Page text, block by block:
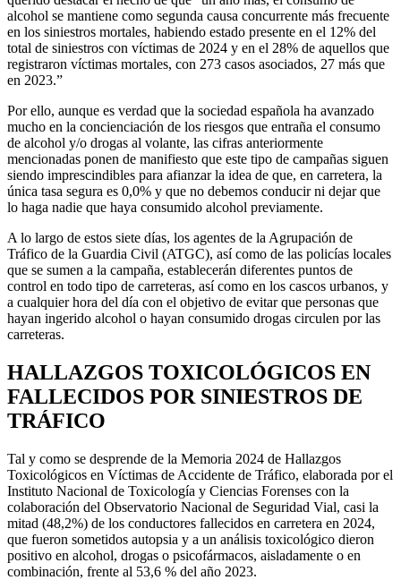
alcohol se mantiene como segunda causa concurrente más frecuente
en los siniestros mortales, habiendo estado presente en el 12% del
total de siniestros con víctimas de 2024 y en el 28% de aquellos que
registraron víctimas mortales, con 273 casos asociados, 27 más que
en 2023.”
Por ello, aunque es verdad que la sociedad española ha avanzado
mucho en la concienciación de los riesgos que entraña el consumo
de alcohol y/o drogas al volante, las cifras anteriormente
mencionadas ponen de manifiesto que este tipo de campañas siguen
siendo imprescindibles para afianzar la idea de que, en carretera, la
única tasa segura es 0,0% y que no debemos conducir ni dejar que
lo haga nadie que haya consumido alcohol previamente.
A lo largo de estos siete días, los agentes de la Agrupación de
Tráfico de la Guardia Civil (ATGC), así como de las policías locales
que se sumen a la campaña, establecerán diferentes puntos de
control en todo tipo de carreteras, así como en los cascos urbanos, y
a cualquier hora del día con el objetivo de evitar que personas que
hayan ingerido alcohol o hayan consumido drogas circulen por las
carreteras.
HALLAZGOS TOXICOLÓGICOS EN
FALLECIDOS POR SINIESTROS DE
TRÁFICO
Tal y como se desprende de la Memoria 2024 de Hallazgos
Toxicológicos en Víctimas de Accidente de Tráfico, elaborada por el
Instituto Nacional de Toxicología y Ciencias Forenses con la
colaboración del Observatorio Nacional de Seguridad Vial, casi la
mitad (48,2%) de los conductores fallecidos en carretera en 2024,
que fueron sometidos autopsia y a un análisis toxicológico dieron
positivo en alcohol, drogas o psicofármacos, aisladamente o en
combinación, frente al 53,6 % del año 2023.